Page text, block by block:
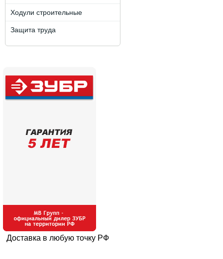
Ходули строительные
Защита труда
Доставка в любую точку РФ